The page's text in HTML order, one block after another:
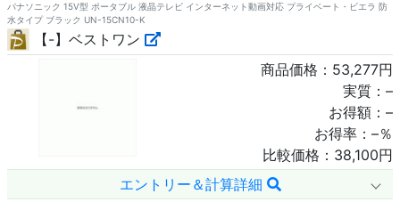
パナソニック 15V型 ポータブル 液晶テレビ インターネット動画対応 プライベート・ビエラ 防
水タイプ ブラック UN-15CN10-K
【-】ベストワン
商品価格： 53,277円
実質： –
お得額： –
お得率： –％
比較価格： 38,100円
エントリー＆計算詳細